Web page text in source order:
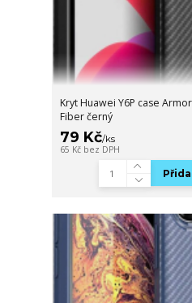
Kryt Huawei Y6P case
Fiber černý
79 Kč/ks
65 Kč bez DPH